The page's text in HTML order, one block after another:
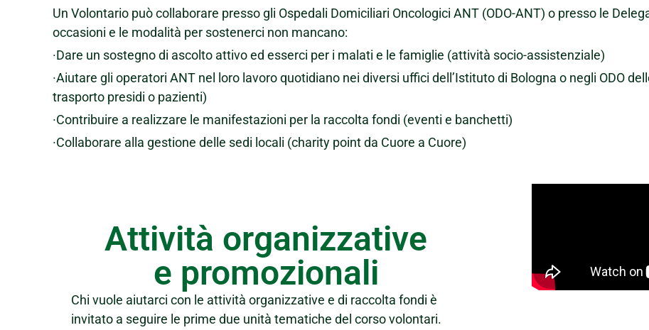
Un Volontario può collaborare presso gli Ospedali Domiciliari Oncologici ANT (ODO-ANT) o presso le
occasioni e le modalità per sostenerci non mancano:
·Dare un sostegno di ascolto attivo ed esserci per i malati e le famiglie (attività socio-assistenziale)
·Aiutare gli operatori ANT nel loro lavoro quotidiano nei diversi uffici dell’Istituto di Bologna o negli ODO
trasporto presidi o pazienti)
·Contribuire a realizzare le manifestazioni per la raccolta fondi (eventi e banchetti)
·Collaborare alla gestione delle sedi locali (charity point da Cuore a Cuore)
Attività organizzative
e promozionali
Chi vuole aiutarci con le attività organizzative e di raccolta fondi è
invitato a seguire le prime due unità tematiche del corso volontari.